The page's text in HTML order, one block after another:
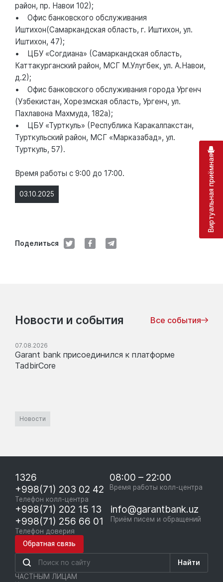
03.10.2025
Поделиться
район, пр. Навои 102);
• Офис банковского обслуживания
Иштихон(Самаркандская область, г. Иштихон, ул.
Иштихон, 47);
• ЦБУ «Согдиана» (Самаркандская область,
Каттакурганский район, МСГ М.Улугбек, ул. А.Навои,
д.2);
• Офис банковского обслуживания города Ургенч
(Узбекистан, Хорезмская область, Ургенч, ул.
Пахлавона Махмуда, 182а);
• ЦБУ «Турткуль» (Республика Каракалпакстан,
Турткульский район, МСГ «Марказабад», ул.
Турткуль, 57).
Время работы с 9:00 до 17:00.
Новости и события Все события
07.08.2026
Garant bank присоединился к платформе
TadbirCore
Новости
1326
+998(71) 203 02 42
Телефон колл-центра
08:00 – 22:00
Время работы колл-центра
+998(71) 202 15 13
+998(71) 256 66 01
Телефон доверия
info@garantbank.uz
Приём писем и обращений
Обратная связь
Найти
ЧАСТНЫМ ЛИЦАМ
Виртуальная приёмная